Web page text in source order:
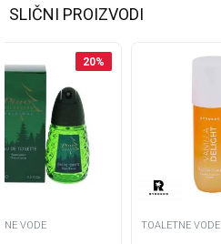
SLIČNI PROIZVODI
20%
VODE TOALETNE VODE